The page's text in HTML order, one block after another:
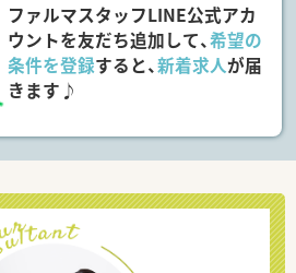
ファルマスタッフLINE公式アカ
ウントを友だち追加して、希望の
条件を登録すると、新着求人が届
きます♪